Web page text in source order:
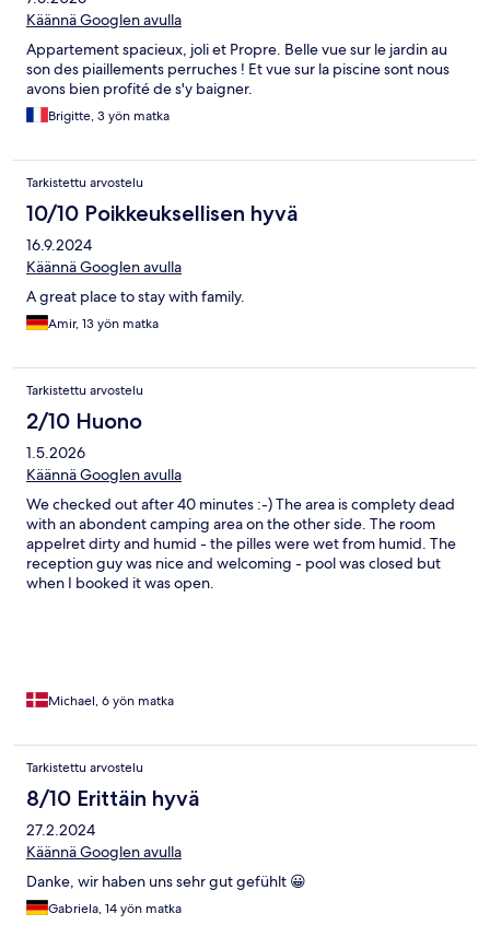
Käännä Googlen avulla
Appartement spacieux, joli et Propre. Belle vue sur le jardin au
son des piaillements perruches ! Et vue sur la piscine sont nous
avons bien profité de s'y baigner.
Brigitte, 3 yön matka
Tarkistettu arvostelu
10/10 Poikkeuksellisen hyvä
16.9.2024
Käännä Googlen avulla
A great place to stay with family.
Amir, 13 yön matka
Tarkistettu arvostelu
2/10 Huono
1.5.2026
Käännä Googlen avulla
We checked out after 40 minutes :-) The area is complety dead
with an abondent camping area on the other side. The room
appelret dirty and humid - the pilles were wet from humid. The
reception guy was nice and welcoming - pool was closed but
when I booked it was open.
Michael, 6 yön matka
Tarkistettu arvostelu
8/10 Erittäin hyvä
27.2.2024
Käännä Googlen avulla
Danke, wir haben uns sehr gut gefühlt 😀
Gabriela, 14 yön matka